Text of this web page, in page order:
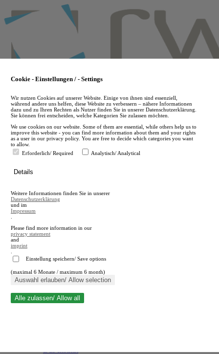
to
main
en
A
A
Suche schließen
Cookie - Einstellungen / - Settings
Wir nutzen Cookies auf unserer Website. Einige von ihnen sind essenziell,
während andere uns helfen, diese Website zu verbessern – nähere Informationen
dazu und zu Ihren Rechten als Nutzer finden Sie in unserer Datenschutzerklärung.
Sie können frei entscheiden, welche Kategorien Sie zulassen möchten.
We use cookies on our website. Some of them are essential, while others help us to
improve this website - you can find more information about them and your rights
as a user in our privacy policy. You are free to decide which categories you want
to allow.
Erforderlich/ Required
Analytisch/ Analytical
Details
Weitere Informationen finden Sie in unserer
Datenschutzerklärung
und im
Impressum
Please find more information in our
privacy statement
and
imprint
Einstellung speichern/ Save options
(maximal 6 Monate / maximum 6 month)
Auswahl erlauben/ Allow selection
Alle zulassen/ Allow all